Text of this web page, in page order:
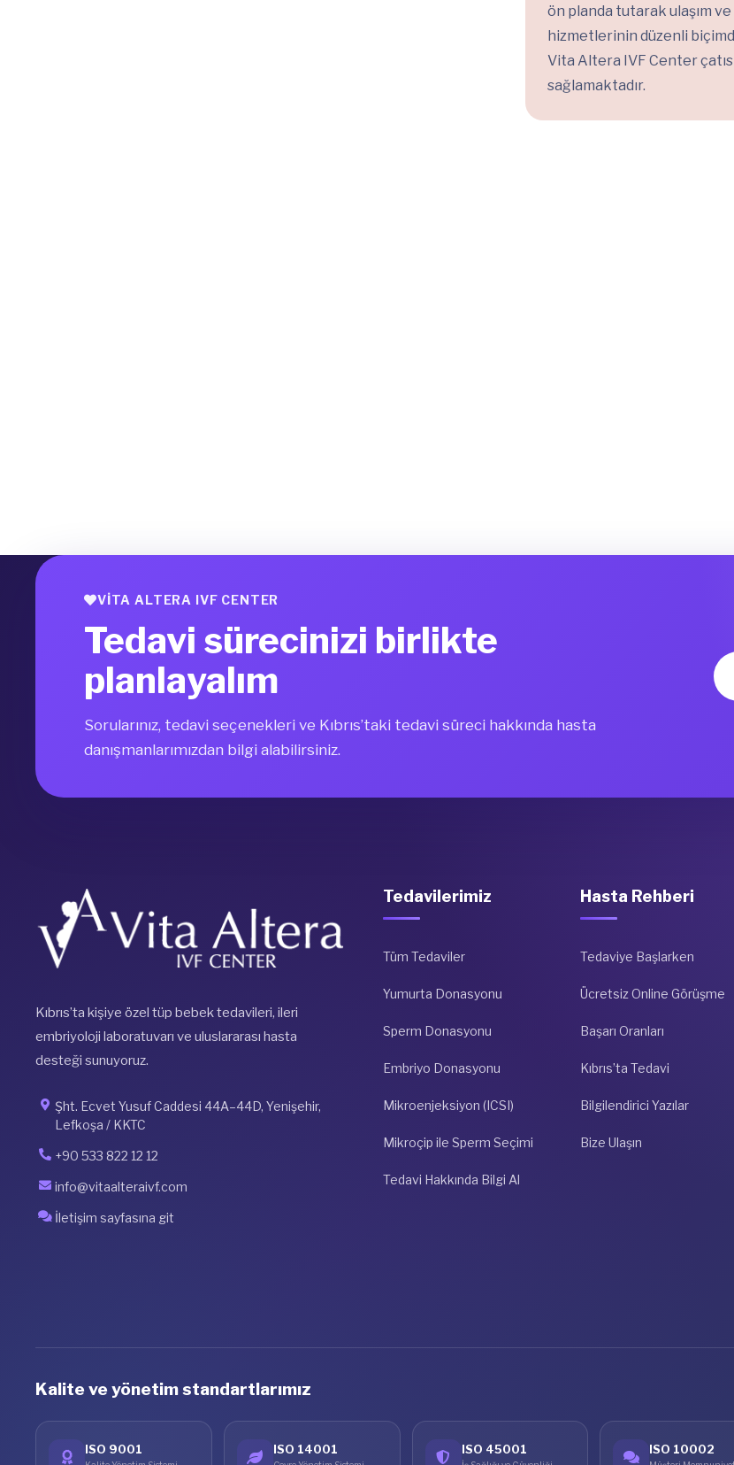
ön planda tutarak ulaşım
hizmetlerinin düzenli
Vita Altera IVF Center
sağlamaktadır.
VITA ALTERA IVF CENTER
Tedavi sürecinizi birlikte
planlayalım
Sorularınız, tedavi seçenekleri ve Kıbrıs’taki tedavi süreci hakkında hasta
danışmanlarımızdan bilgi alabilirsiniz.
Kıbrıs’ta kişiye özel tüp bebek tedavileri, ileri
embriyoloji laboratuvarı ve uluslararası hasta
desteği sunuyoruz.
Şht. Ecvet Yusuf Caddesi 44A–44D, Yenişehir,
Lefkoşa / KKTC
+90 533 822 12 12
info@vitaalteraivf.com
İletişim sayfasına git
Tedavilerimiz
Tüm Tedaviler
Yumurta Donasyonu
Sperm Donasyonu
Embriyo Donasyonu
Mikroenjeksiyon (ICSI)
Mikroçip ile Sperm Seçimi
Tedavi Hakkında Bilgi Al
Hasta Rehberi
Tedaviye Başlarken
Ücretsiz Online Görüşme
Başarı Oranları
Kıbrıs’ta Tedavi
Bilgilendirici Yazılar
Bize Ulaşın
Kalite ve yönetim standartlarımız
ISO 9001 ISO 14001 ISO 45001 ISO 10002